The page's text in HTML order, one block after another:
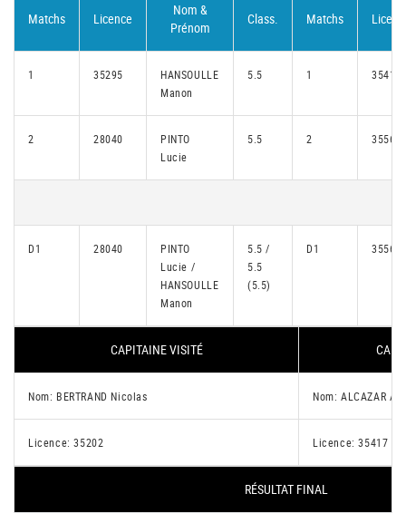
Matchs Licence
Nom &
Prénom
Class. Matchs
1 35295
HANSOULLE
Manon
5.5 1 35417
2 28040
PINTO
Lucie
5.5 2 35565
D1 28040
PINTO
Lucie /
HANSOULLE
Manon
5.5 /
5.5
(5.5)
D1 35565
CAPITAINE VISITÉ
Nom: BERTRAND Nicolas Nom: ALCAZAR
Licence: 35202 Licence: 35417
RÉSULTAT FINAL